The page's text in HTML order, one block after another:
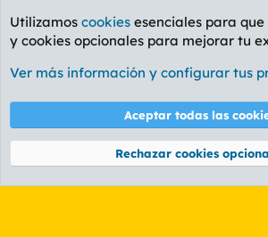
Etiquetas
Cookies
PL OLDSTYLE AMARILLO
Términos y reglas Política
Community platform by XenForo® © 2010-2026
Utilizamos cookies esenciales para
y cookies opcionales para mejorar tu
Ver más información y configurar tus
Aceptar todas las
Rechazar cookies